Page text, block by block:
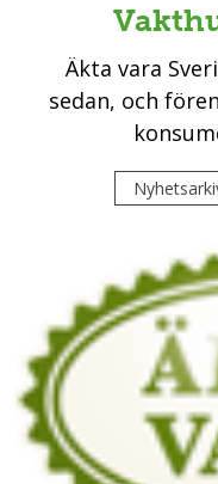
Äkta vara
sedan, och